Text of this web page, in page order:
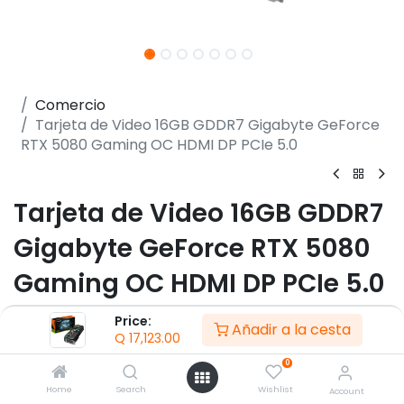
Price:
Q 17,123.00 Añadir a la cesta
Home Search
0
Wishlist Account
Comercio
Tarjeta de Video 16GB GDDR7 Gigabyte GeForce
RTX 5080 Gaming OC HDMI DP PCIe 5.0
Tarjeta de Video 16GB GDDR7
Gigabyte GeForce RTX 5080
Gaming OC HDMI DP PCIe 5.0
(0 reseña)
- NVIDIA GeForce RTX 5080
- PCI Express 5.0
- Memoria 16GB GDDR7